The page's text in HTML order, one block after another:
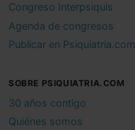
Congreso Interpsiquis
Agenda de congresos
Publicar en Psiquiatria.com
SOBRE PSIQUIATRIA.COM
30 años contigo
Quiénes somos